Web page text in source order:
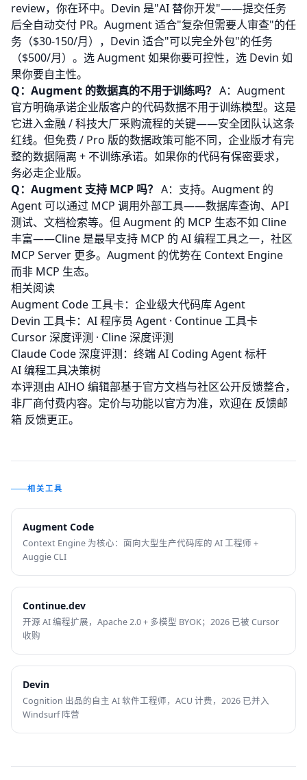
review，你在环中。Devin 是"AI 替你开发"——提交任务
后全自动交付 PR。Augment 适合"复杂但需要人审查"的任
务（$30-150/月），Devin 适合"可以完全外包"的任务
（$500/月）。选 Augment 如果你要可控性，选 Devin 如
果你要自主性。
Q：Augment 的数据真的不用于训练吗？ A：Augment
官方明确承诺企业版客户的代码数据不用于训练模型。这是
它进入金融 / 科技大厂采购流程的关键——安全团队认这条
红线。但免费 / Pro 版的数据政策可能不同，企业版才有完
整的数据隔离 + 不训练承诺。如果你的代码有保密要求，
务必走企业版。
Q：Augment 支持 MCP 吗？ A：支持。Augment 的
Agent 可以通过 MCP 调用外部工具——数据库查询、API
测试、文档检索等。但 Augment 的 MCP 生态不如 Cline
丰富——Cline 是最早支持 MCP 的 AI 编程工具之一，社区
MCP Server 更多。Augment 的优势在 Context Engine
而非 MCP 生态。
相关阅读
Augment Code 工具卡：企业级大代码库 Agent
Devin 工具卡：AI 程序员 Agent · Continue 工具卡
Cursor 深度评测 · Cline 深度评测
Claude Code 深度评测：终端 AI Coding Agent 标杆
AI 编程工具决策树
本评测由 AIHO 编辑部基于官方文档与社区公开反馈整合，
非厂商付费内容。定价与功能以官方为准，欢迎在 反馈邮
箱 反馈更正。
相关工具
Augment Code
Context Engine 为核心：面向大型生产代码库的 AI 工程师 +
Auggie CLI
Continue.dev
开源 AI 编程扩展，Apache 2.0 + 多模型 BYOK；2026 已被 Cursor
收购
Devin
Cognition 出品的自主 AI 软件工程师，ACU 计费，2026 已并入
Windsurf 阵营